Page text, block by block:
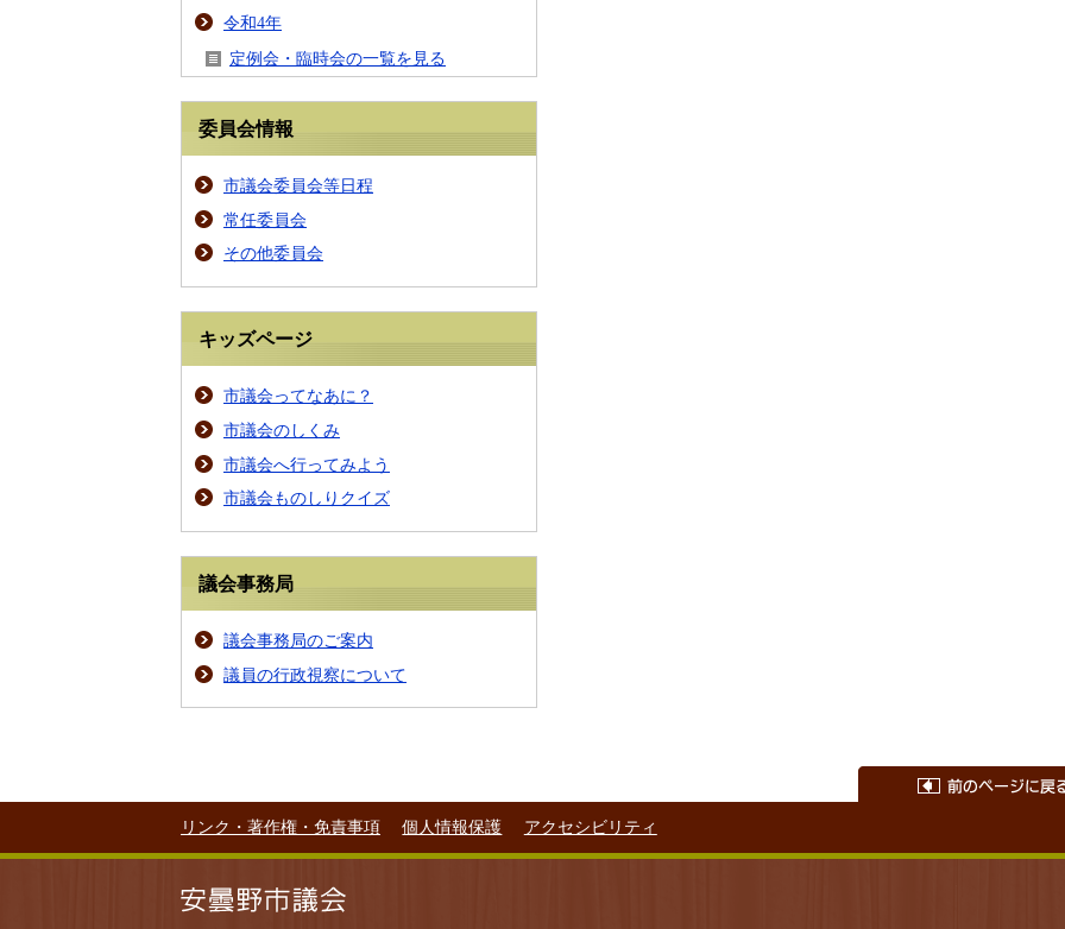
令和4年
定例会・臨時会の一覧を見る
委員会情報
市議会委員会等日程
常任委員会
その他委員会
キッズページ
市議会ってなあに？
市議会のしくみ
市議会へ行ってみよう
市議会ものしりクイズ
議会事務局
議会事務局のご案内
議員の行政視察について
リンク・著作権・免責事項 個人情報保護 アクセシビリティ